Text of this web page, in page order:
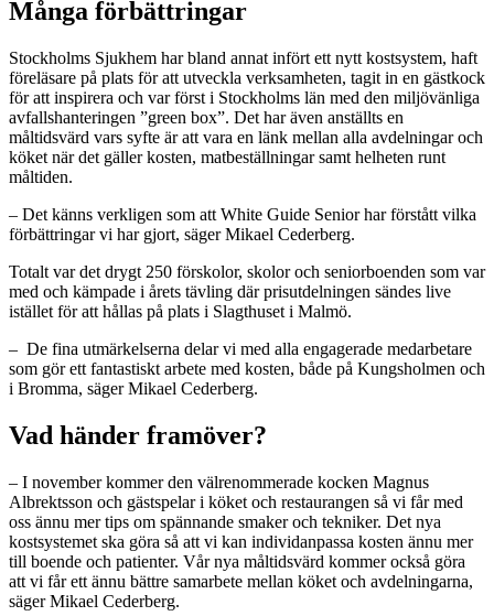
Många förbättringar
Stockholms Sjukhem har bland annat infört ett nytt kostsystem, haft
föreläsare på plats för att utveckla verksamheten, tagit in en gästkock
för att inspirera och var först i Stockholms län med den miljövänliga
avfallshanteringen ”green box”. Det har även anställts en
måltidsvärd vars syfte är att vara en länk mellan alla avdelningar och
köket när det gäller kosten, matbeställningar samt helheten runt
måltiden.
– Det känns verkligen som att White Guide Senior har förstått vilka
förbättringar vi har gjort, säger Mikael Cederberg.
Totalt var det drygt 250 förskolor, skolor och seniorboenden som var
med och kämpade i årets tävling där prisutdelningen sändes live
istället för att hållas på plats i Slagthuset i Malmö.
– De fina utmärkelserna delar vi med alla engagerade medarbetare
som gör ett fantastiskt arbete med kosten, både på Kungsholmen och
i Bromma, säger Mikael Cederberg.
Vad händer framöver?
– I november kommer den välrenommerade kocken Magnus
Albrektsson och gästspelar i köket och restaurangen så vi får med
oss ännu mer tips om spännande smaker och tekniker. Det nya
kostsystemet ska göra så att vi kan individanpassa kosten ännu mer
till boende och patienter. Vår nya måltidsvärd kommer också göra
att vi får ett ännu bättre samarbete mellan köket och avdelningarna,
säger Mikael Cederberg.